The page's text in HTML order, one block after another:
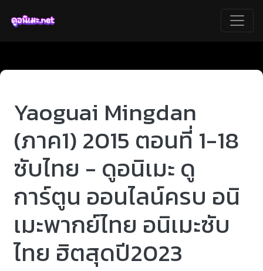
Yaoguai Mingdan
(ภาค1) 2015 ตอนที่ 1-18
ซับไทย - ดูอนิเมะ ดู
การ์ตูน ออนไลน์ครบ อนิ
เมะพากย์ไทย อนิเมะซับ
ไทย ฮิตสุดปี2023